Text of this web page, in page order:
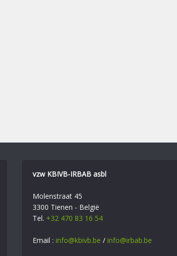
vzw KBIVB-IRBAB asbl
Molenstraat 45
3300 Tienen - België
Tel. +32 470 83 16 54
Email : info@kbivb.be / info@irbab.be